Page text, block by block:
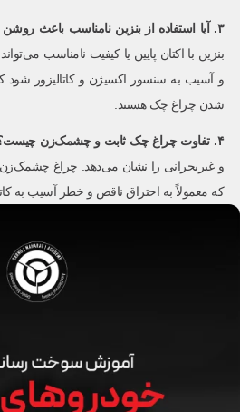
۳.آیا استفاده از بنزین نامناسب باعث
بنزین با اکتان پایین یا کیفیت نامناسب
و آسیب به سنسور اکسیژن و کاتالیزور شود
شدن چراغ چک هستند.
۴.تفاوت چراغ چک ثابت و چشمک‌زن
و غیربحرانی را نشان می‌دهد. چراغ
که معمولاً به احتراق ناقص و خطر آسیب به